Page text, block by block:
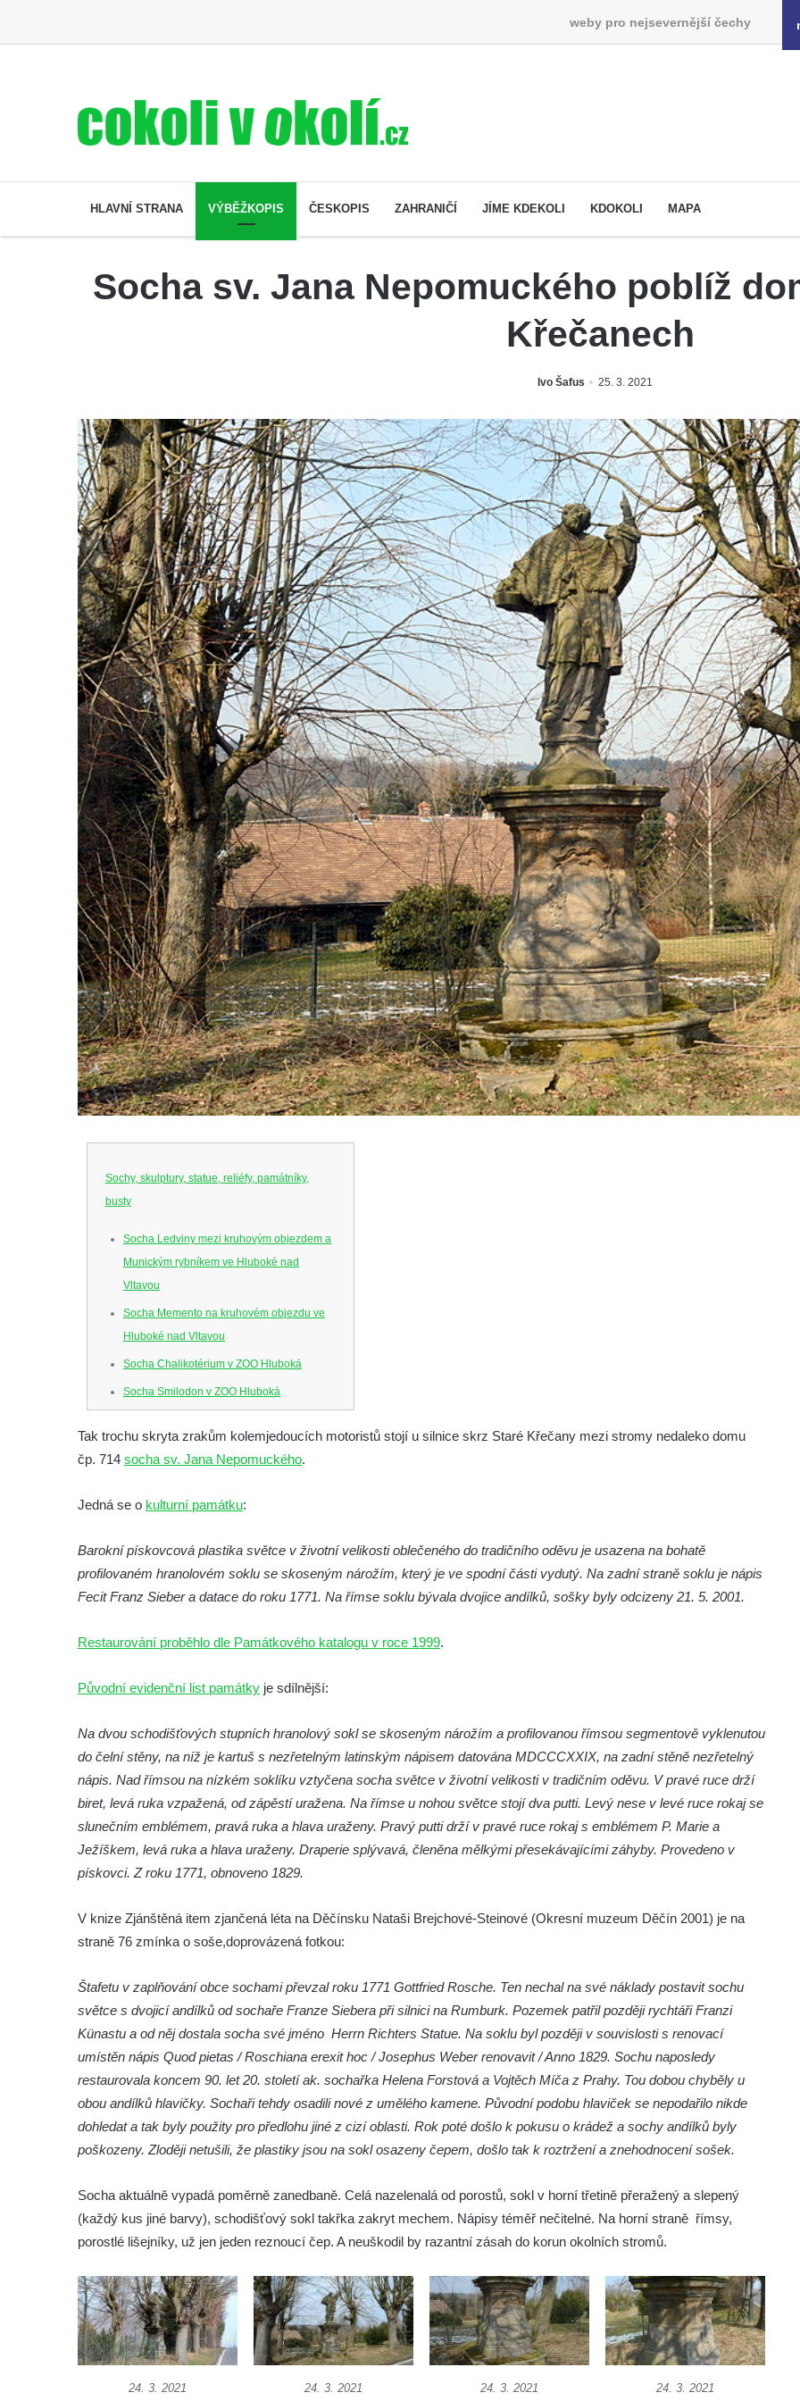
weby pro nejsevernější čechy
HLAVNÍ STRANA VÝBĚŽKOPIS ČESKOPIS ZAHRANIČÍ JÍME KDEKOLI KDOKOLI MAPA
Socha sv. Jana Nepomuckého poblíž
Křečanech
Ivo Šafus 25. 3. 2021
Sochy, skulptury, statue, reliéfy, památníky,
busty
Socha Ledviny mezi kruhovým objezdem a
Munickým rybníkem ve Hluboké nad
Vltavou
Socha Memento na kruhovém objezdu ve
Hluboké nad Vltavou
Socha Chalikotérium v ZOO Hluboká
Socha Smilodon v ZOO Hluboká
Socha Koroun bezzubý v ZOO Hluboká
Socha Medvěd jeskynní v ZOO Hluboká
Socha Mamut srstnatý v ZOO Hluboká
Socha Přátelství v ZOO Hluboká
Socha Lišky v ZOO Hluboká
Socha Vlčice s mládětem v ZOO Hluboká
Socha Rys číhající na srnu v ZOO Hluboká
Socha Orlice v ZOO Hluboká
Socha Tygr v ZOO Hluboká
Socha Včela v ZOO Hluboká
Socha Housenka v ZOO Hluboká
Socha Beruška v ZOO Hluboká
Socha Vážka v ZOO Hluboká
Socha Volavka v ZOO Hluboká
Flamingo trůn v ZOO Hluboká
Socha Opičákovník v ZOO Hluboká
Socha Roháč v ZOO Hluboká
Socha Mystik v ZOO Hluboká
Reliéf Rodina a práce na budově záložny
čp. 69/1 v Českých Budějovicích
Socha Jana Valeria Jirsíka u Černé věže v
Českých Budějovicích
Tak trochu skryta zrakům kolemjedoucích motoristů stojí u silnice skrz Staré Křečany mezi stromy nedaleko domu
čp. 714 socha sv. Jana Nepomuckého.
Jedná se o kulturní památku:
Barokní pískovcová plastika světce v životní velikosti oblečeného do tradičního oděvu je usazena na bohatě
profilovaném hranolovém soklu se skoseným nárožím, který je ve spodní části vydutý. Na zadní straně soklu je nápis
Fecit Franz Sieber a datace do roku 1771. Na římse soklu bývala dvojice andílků, sošky byly odcizeny 21. 5. 2001.
Restaurování proběhlo dle Památkového katalogu v roce 1999.
Původní evidenční list památky je sdílnější:
Na dvou schodišťových stupních hranolový sokl se skoseným nárožím a profilovanou římsou segmentově vyklenutou
do čelní stěny, na níž je kartuš s nezřetelným latinským nápisem datována MDCCCXXIX, na zadní stěně nezřetelný
nápis. Nad římsou na nízkém soklíku vztyčena socha světce v životní velikosti v tradičním oděvu. V pravé ruce drží
biret, levá ruka vzpažená, od zápěstí uražena. Na římse u nohou světce stojí dva putti. Levý nese v levé ruce rokaj se
slunečním emblémem, pravá ruka a hlava uraženy. Pravý putti drží v pravé ruce rokaj s emblémem P. Marie a
Ježíškem, levá ruka a hlava uraženy. Draperie splývavá, členěna mělkými přesekávajícími záhyby. Provedeno v
pískovci. Z roku 1771, obnoveno 1829.
V knize Zjánštěná item zjančená léta na Děčínsku Nataši Brejchové-Steinové (Okresní muzeum Děčín 2001) je na
straně 76 zmínka o soše,doprovázená fotkou:
Štafetu v zaplňování obce sochami převzal roku 1771 Gottfried Rosche. Ten nechal na své náklady postavit sochu
světce s dvojicí andílků od sochaře Franze Siebera při silnici na Rumburk. Pozemek patřil později rychtáři Franzi
Künastu a od něj dostala socha své jméno Herrn Richters Statue. Na soklu byl později v souvislosti s renovací
umístěn nápis Quod pietas / Roschiana erexit hoc / Josephus Weber renovavit / Anno 1829. Sochu naposledy
restaurovala koncem 90. let 20. století ak. sochařka Helena Forstová a Vojtěch Míča z Prahy. Tou dobou chyběly u
obou andílků hlavičky. Sochaři tehdy osadili nové z umělého kamene. Původní podobu hlaviček se nepodařilo nikde
dohledat a tak byly použity pro předlohu jiné z cizí oblasti. Rok poté došlo k pokusu o krádež a sochy andílků byly
poškozeny. Zloději netušili, že plastiky jsou na sokl osazeny čepem, došlo tak k roztržení a znehodnocení sošek.
Socha aktuálně vypadá poměrně zanedbaně. Celá nazelenalá od porostů, sokl v horní třetině přeražený a slepený
(každý kus jiné barvy), schodišťový sokl takřka zakryt mechem. Nápisy téměř nečitelné. Na horní straně římsy,
porostlé lišejníky, už jen jeden reznoucí čep. A neuškodil by razantní zásah do korun okolních stromů.
24. 3. 2021 24. 3. 2021 24. 3. 2021 24. 3. 2021